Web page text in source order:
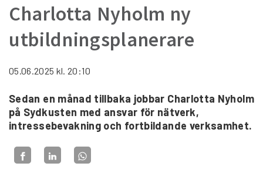
Charlotta Nyholm ny
utbildningsplanerare
05.06.2025 kl. 20:10
Sedan en månad tillbaka jobbar Charlotta Nyholm
på Sydkusten med ansvar för nätverk,
intressebevakning och fortbildande verksamhet.